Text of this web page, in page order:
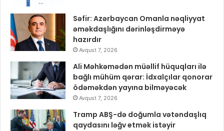
Səfir: Azərbaycan Omanla nəqliyyat
əməkdaşlığını dərinləşdirməyə
hazırdır
Avqust 7, 2026
Ali Məhkəmədən müəllif hüquqları ilə
bağlı mühüm qərar: İdxalçılar qonorar
ödəməkdən yayına bilməyəcək
Avqust 7, 2026
Tramp ABŞ-də doğumla vətəndaşlıq
qaydasını ləğv etmək istəyir